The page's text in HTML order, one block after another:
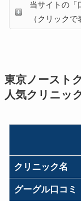
当サイトの「
（クリックで
東京ノースト
人気クリニッ
クリニック名
グーグル口コミ